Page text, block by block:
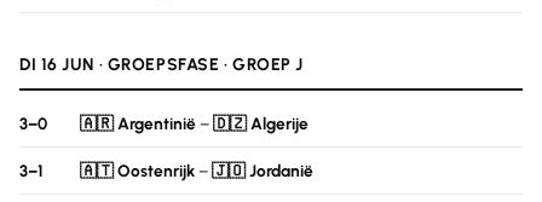
DI 16 JUN · GROEPSFASE · GROEP J
3–0 🇦🇷 Argentinië–🇩🇿 Algerije
3–1 🇦🇹 Oostenrijk–🇯🇴 Jordanië